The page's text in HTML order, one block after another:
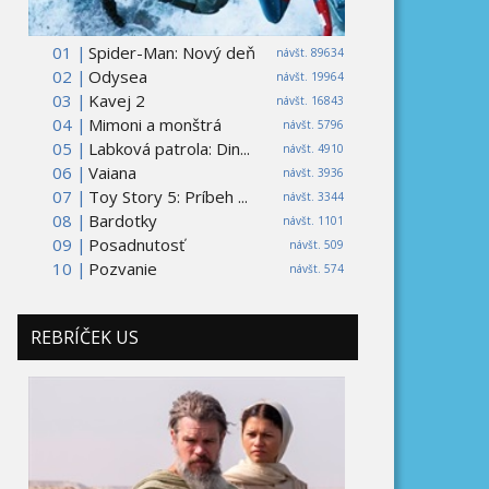
01 | návšt. 89634
Spider-Man: Nový deň
02 |
návšt. 19964
Odysea
03 |
návšt. 16843
Kavej 2
04 |
návšt. 5796
Mimoni a monštrá
05 |
návšt. 4910
Labková patrola: Din...
06 |
návšt. 3936
Vaiana
07 |
návšt. 3344
Toy Story 5: Príbeh ...
08 |
návšt. 1101
Bardotky
09 |
návšt. 509
Posadnutosť
10 |
návšt. 574
Pozvanie
REBRÍČEK US